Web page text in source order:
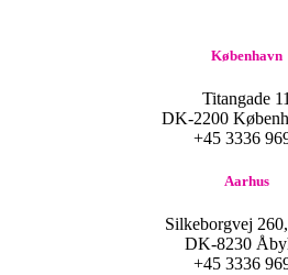
København
Titangade 11
DK-2200
+45 3336
Aarhus
Silkeborgvej
DK-8230
+45 3336